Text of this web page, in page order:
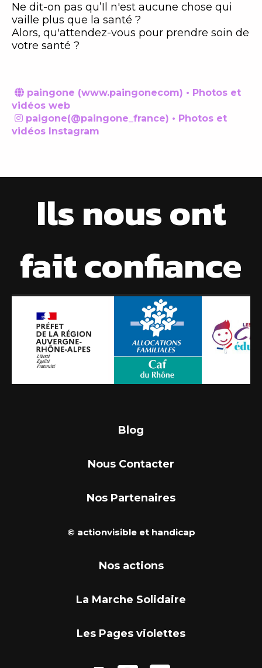
Ne dit-on pas qu’Il n'est aucune chose qui
vaille plus que la santé ?
Alors, qu'attendez-vous pour prendre soin de
votre santé ?
 paingone (www.paingonecom) • Photos et
vidéos web
 paigone(@paingone_france) • Photos et
vidéos Instagram
Ils nous ont
fait confiance
Blog
Nous Contacter
Nos Partenaires
© actionvisible et handicap
Nos actions
La Marche Solidaire
Les Pages violettes